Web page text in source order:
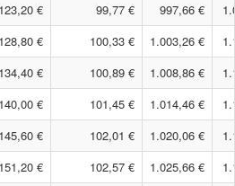
123,20 € 99,77 € 997,66 €
128,80 € 100,33 € 1.003,26 €
134,40 € 100,89 € 1.008,86 €
140,00 € 101,45 € 1.014,46 €
145,60 € 102,01 € 1.020,06 €
151,20 € 102,57 € 1.025,66 €